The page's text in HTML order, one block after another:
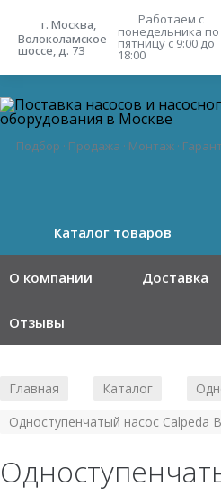
г. Москва,
Волоколамское
шоссе, д. 73
Работаем с
понедельника по
пятницу с 9:00 до
18:00
Подбор · Продажа · Монтаж ·
Каталог товаров
О компании Доставка
Отзывы
Главная Каталог
Одноступенчатый насос Calpeda